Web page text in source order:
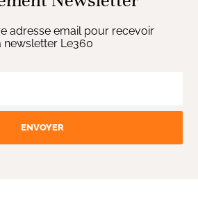
adresse email pour recevoir
newsletter Le360
ENVOYER